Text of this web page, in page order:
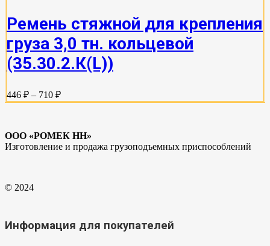
Ремень стяжной для крепления
груза 3,0 тн. кольцевой
(35.30.2.К(L))
446 ₽ – 710 ₽
ООО «РОМЕК НН»
Изготовление и продажа грузоподъемных приспособлений
© 2024
Информация для покупателей